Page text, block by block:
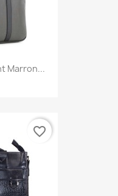
Marron...
favorite_border